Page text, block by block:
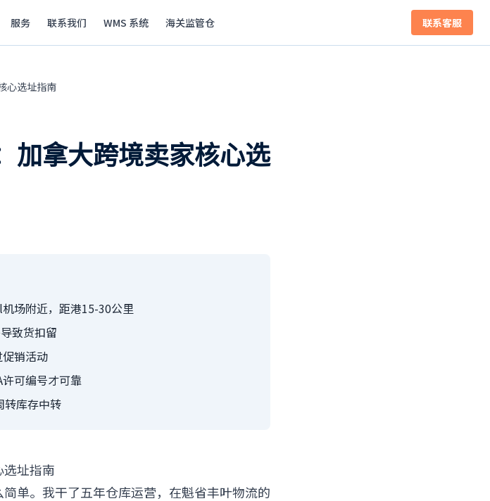
服务 联系我们 WMS 系统 海关监管仓 联系客服
心选址指南
加拿大跨境卖家核心选
场附近，距港15-30公里
致货扣留
销活动
可编号才可靠
转库存中转
址指南
单。我干了五年仓库运营，在魁省丰叶物流的